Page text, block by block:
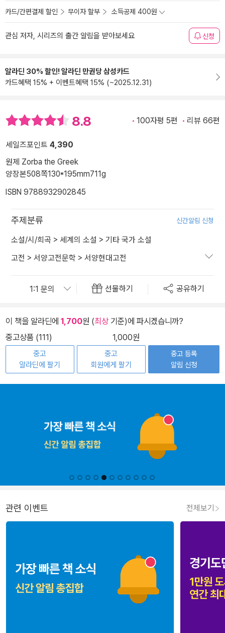
카드/간편결제 할인 무이자 할부 소득공제 400원
관심 저자, 시리즈의 출간 알림을 받아보세요 신청
알라딘 30% 할인! 알라딘 만권당 삼성카드
카드혜택 15% + 이벤트혜택 15% (~2025.12.31)
8.8 100자평 5편 리뷰 66편
세일즈포인트 4,390
원제 Zorba the Greek
양장본508쪽130*195mm711g
ISBN 9788932902845
주제분류 신간알림 신청
소설/시/희곡 > 세계의 소설 > 기타 국가 소설
고전 > 서양고전문학 > 서양현대고전
선물하기 공유하기
이 책을 알라딘에 1,700원 (최상기준)에 파시겠습니까?
중고상품 (111)
1,000원
중고
알라딘에 팔기
중고
회원에게 팔기
중고 등록
알림 신청
관련 이벤트 전체보기